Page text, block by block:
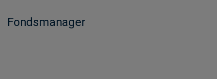
Fondsmanager​​​​​​​​​​​​​​​​​​​​